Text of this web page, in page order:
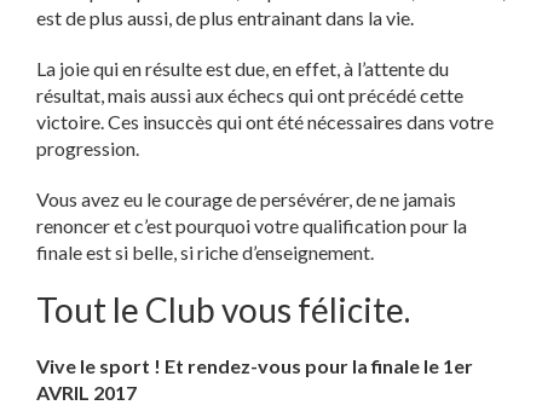
est de plus aussi, de plus entrainant dans la vie.
La joie qui en résulte est due, en effet, à l’attente du
résultat, mais aussi aux échecs qui ont précédé cette
victoire. Ces insuccès qui ont été nécessaires dans votre
progression.
Vous avez eu le courage de persévérer, de ne jamais
renoncer et c’est pourquoi votre qualification pour la
finale est si belle, si riche d’enseignement.
Tout le Club vous félicite.
Vive le sport ! Et rendez-vous pour la finale le 1er
AVRIL 2017